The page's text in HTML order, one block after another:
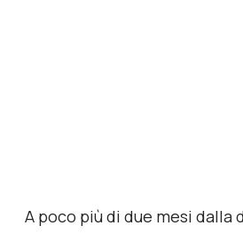
A poco più di due mesi dalla